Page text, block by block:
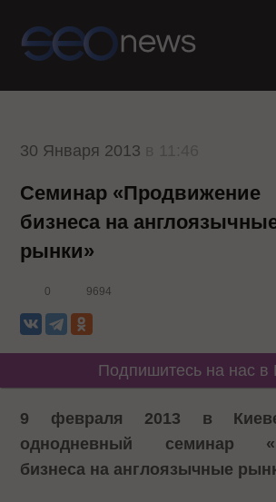
30 Января 2013
Семинар «Продвижение
бизнеса на
рынки»
0 9694
Подпишитесь на нас в
9 февраля 2013 в Киеве
однодневный семинар
бизнеса на англоязычные